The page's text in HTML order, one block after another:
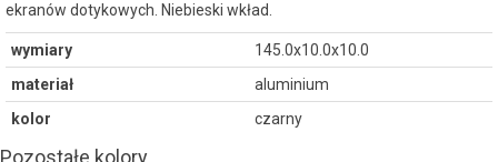
ekranów dotykowych. Niebieski wkład.
wymiary
145.0x10.0x10.0
materiał
aluminium
kolor
czarny
Pozostałe kolory